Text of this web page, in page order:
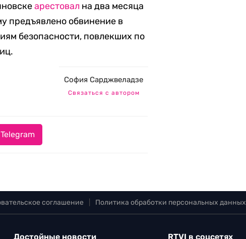
арестовал на два месяца
предъявлено обвинение в
безопасности, повлекших по
София Сарджвеладзе
Связаться с автором
соглашение Политика обработки персональных данных
Достойные новости RTVI в соцсетях